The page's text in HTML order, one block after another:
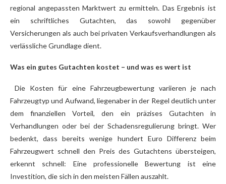
regional angepassten Marktwert zu ermitteln. Das Ergebnis ist
ein schriftliches Gutachten, das sowohl gegenüber
Versicherungen als auch bei privaten Verkaufsverhandlungen als
verlässliche Grundlage dient.
Was ein gutes Gutachten kostet – und was es wert ist
Die Kosten für eine Fahrzeugbewertung variieren je nach
Fahrzeugtyp und Aufwand, liegenaber in der Regel deutlich unter
dem finanziellen Vorteil, den ein präzises Gutachten in
Verhandlungen oder bei der Schadensregulierung bringt. Wer
bedenkt, dass bereits wenige hundert Euro Differenz beim
Fahrzeugwert schnell den Preis des Gutachtens übersteigen,
erkennt schnell: Eine professionelle Bewertung ist eine
Investition, die sich in den meisten Fällen auszahlt.